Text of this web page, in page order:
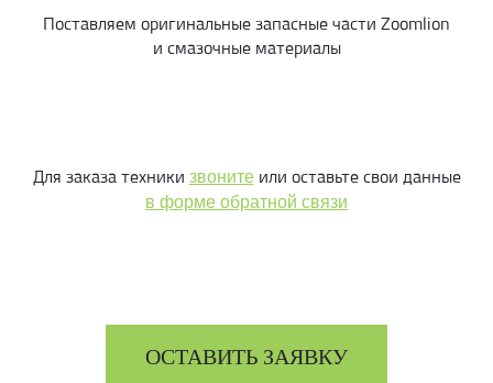
Поставляем оригинальные запасные части Zoomlion
и смазочные материалы
Для заказа техники звонитеили оставьте свои данные
в форме обратной связи
ОСТАВИТЬ ЗАЯВКУ